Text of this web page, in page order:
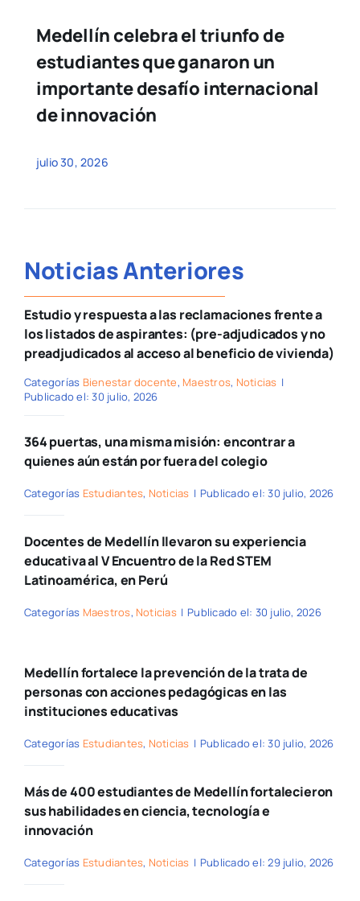
Medellín celebra el triunfo de
estudiantes que ganaron un
importante desafío internacional
de innovación
julio 30, 2026
Noticias Anteriores
Estudio y respuesta a las reclamaciones frente a
los listados de aspirantes: (pre-adjudicados y no
preadjudicados al acceso al beneficio de vivienda)
Categorías Bienestar docente, Maestros, Noticias |
Publicado el: 30 julio, 2026
364 puertas, una misma misión: encontrar a
quienes aún están por fuera del colegio
Categorías Estudiantes, Noticias | Publicado el: 30 julio, 2026
Docentes de Medellín llevaron su experiencia
educativa al V Encuentro de la Red STEM
Latinoamérica, en Perú
Categorías Maestros, Noticias | Publicado el: 30 julio, 2026
Medellín fortalece la prevención de la trata de
personas con acciones pedagógicas en las
instituciones educativas
Categorías Estudiantes, Noticias | Publicado el: 30 julio, 2026
Más de 400 estudiantes de Medellín fortalecieron
sus habilidades en ciencia, tecnología e
innovación
Categorías Estudiantes, Noticias | Publicado el: 29 julio, 2026